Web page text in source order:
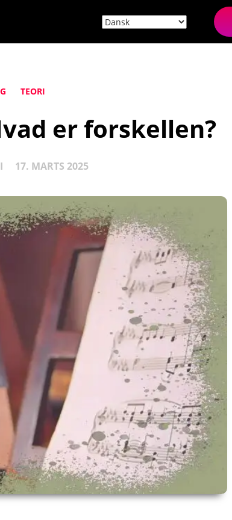
TEORI
er forskellen?
17. MARTS 2025